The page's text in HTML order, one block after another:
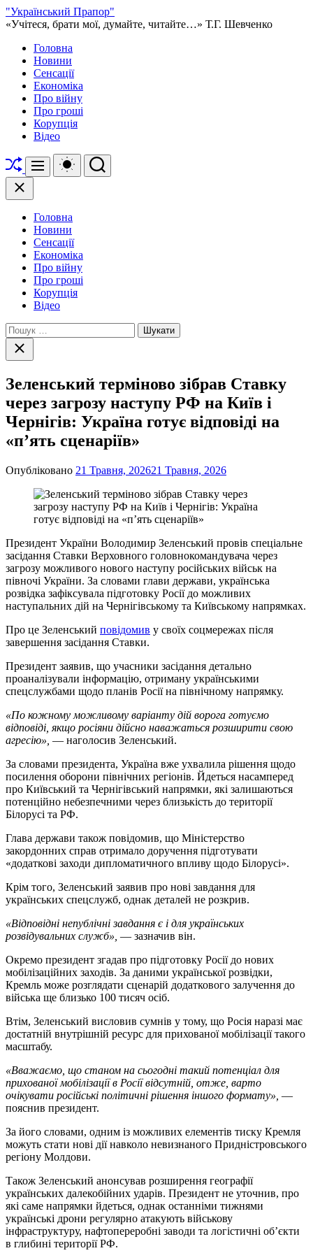
Перейти
до
"Український Прапор"
«Учітеся, брати мої, думайте, читайте…» Т.Г. Шевченко
Головна
Новини
Сенсації
Економіка
Про війну
Про гроші
Корупція
Відео
Перетасувати
Меню
Перемикач
кольорового
Пошук
Закрити
Головна
Новини
Сенсації
Економіка
Про війну
Про гроші
Корупція
Відео
Пошук:
Закрити
пошук
Зеленський терміново зібрав Ставку
через загрозу наступу РФ на Київ і
Чернігів: Україна готує відповіді на
«п’ять сценаріїв»
Опубліковано 21 Травня, 202621 Травня, 2026
Президент України Володимир Зеленський провів спеціальне
засідання Ставки Верховного головнокомандувача через
загрозу можливого нового наступу російських військ на
півночі України. За словами глави держави, українська
розвідка зафіксувала підготовку Росії до можливих
наступальних дій на Чернігівському та Київському напрямках.
Про це Зеленський повідомив у своїх соцмережах після
завершення засідання Ставки.
Президент заявив, що учасники засідання детально
проаналізували інформацію, отриману українськими
спецслужбами щодо планів Росії на північному напрямку.
«По кожному можливому варіанту дій ворога готуємо
відповіді, якщо росіяни дійсно наважаться розширити свою
агресію», — наголосив Зеленський.
За словами президента, Україна вже ухвалила рішення щодо
посилення оборони північних регіонів. Йдеться насамперед
про Київський та Чернігівський напрямки, які залишаються
потенційно небезпечними через близькість до території
Білорусі та РФ.
Глава держави також повідомив, що Міністерство
закордонних справ отримало доручення підготувати
«додаткові заходи дипломатичного впливу щодо Білорусі».
Крім того, Зеленський заявив про нові завдання для
українських спецслужб, однак деталей не розкрив.
«Відповідні непублічні завдання є і для українських
розвідувальних служб», — зазначив він.
Окремо президент згадав про підготовку Росії до нових
мобілізаційних заходів. За даними української розвідки,
Кремль може розглядати сценарій додаткового залучення до
війська ще близько 100 тисяч осіб.
Втім, Зеленський висловив сумнів у тому, що Росія наразі має
достатній внутрішній ресурс для прихованої мобілізації такого
масштабу.
«Вважаємо, що станом на сьогодні такий потенціал для
прихованої мобілізації в Росії відсутній, отже, варто
очікувати російські політичні рішення іншого формату», —
пояснив президент.
За його словами, одним із можливих елементів тиску Кремля
можуть стати нові дії навколо невизнаного Придністровського
регіону Молдови.
Також Зеленський анонсував розширення географії
українських далекобійних ударів. Президент не уточнив, про
які саме напрямки йдеться, однак останніми тижнями
українські дрони регулярно атакують військову
інфраструктуру, нафтопереробні заводи та логістичні об’єкти
в глибині території РФ.